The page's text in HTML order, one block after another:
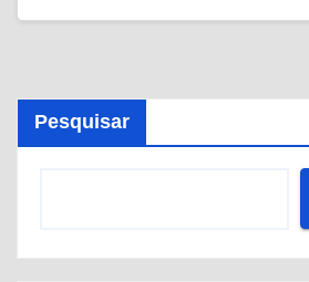
Pesquisar